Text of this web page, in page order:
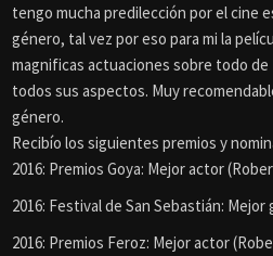
tengo mucha predilección por el cine
género, tal vez por eso para mi la
magnificas actuaciones sobre todo de
todos sus aspectos. Muy
género.
Recibío los siguientes premios y
2016: Premios Goya: Mejor actor
2016: Festival de San Sebastián: Mejor
2016: Premios Feroz: Mejor actor